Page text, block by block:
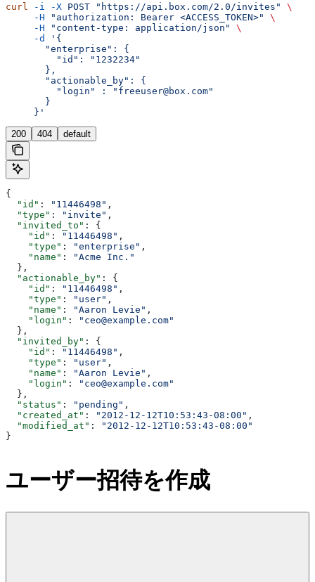
curl -i -X POST "https://api.box.com/2.0/invites"
\
     -H
"authorization: Bearer <ACCESS_TOKEN>"
\
     -H
"content-type: application/json"
\
     -d
'{
       "enterprise": {
         "id": "1232234"
       },
       "actionable_by": {
         "login" : "freeuser@box.com"
       }
     }'
200 404 default
{
  "id"
: "11446498" ,
  "type"
: "invite" ,
  "invited_to"
: {
    "id"
: "11446498" ,
    "type"
: "enterprise" ,
    "name"
:
"Acme Inc."
  },
  "actionable_by"
: {
    "id"
: "11446498" ,
    "type"
: "user" ,
    "name"
: "Aaron Levie" ,
    "login"
:
"ceo@example.com"
  },
  "invited_by"
: {
    "id"
: "11446498" ,
    "type"
: "user" ,
    "name"
: "Aaron Levie" ,
    "login"
:
"ceo@example.com"
  },
  "status"
: "pending" ,
  "created_at"
: "2012-12-12T10:53:43-08:00" ,
  "modified_at"
:
"2012-12-12T10:53:43-08:00"
}
ユーザー招待を作成